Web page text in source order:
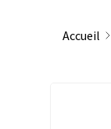
Accueil